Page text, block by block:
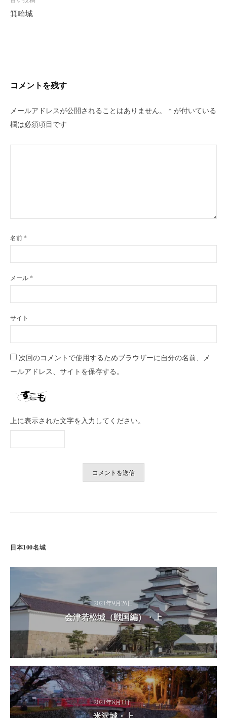
稿
シ
ョ
ン
箕輪城
コメントを残す
メールアドレスが公開されることはありません。 * が付いている
欄は必須項目です
名前 *
メール *
サイト
次回のコメントで使用するためブラウザーに自分の名前、メ
ールアドレス、サイトを保存する。
上に表示された文字を入力してください。
日本100名城
2021年9月26日
会津若松城（戦国編）・上
2021年8月11日